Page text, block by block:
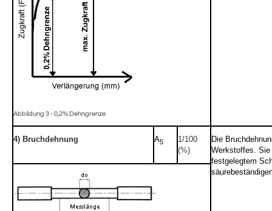
Abbildung 3 - 0,2% Dehngrenze
4) Bruchdehnung A5
1/100
(%)
Die
Werkstoffes. Sie
festgelegtem